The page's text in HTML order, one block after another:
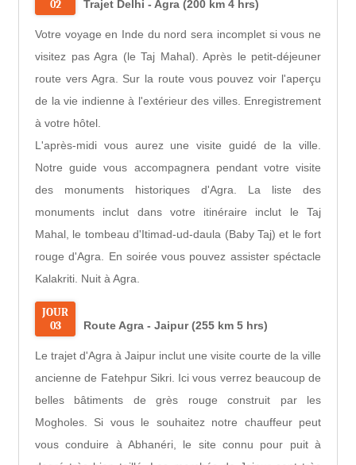
02 Trajet Delhi - Agra (200 km 4 hrs)
Votre voyage en Inde du nord sera incomplet si vous ne
visitez pas Agra (le Taj Mahal). Après le petit-déjeuner
route vers Agra. Sur la route vous pouvez voir l'aperçu
de la vie indienne à l'extérieur des villes. Enregistrement
à votre hôtel.
L'après-midi vous aurez une visite guidé de la ville.
Notre guide vous accompagnera pendant votre visite
des monuments historiques d'Agra. La liste des
monuments inclut dans votre itinéraire inclut le Taj
Mahal, le tombeau d'Itimad-ud-daula (Baby Taj) et le fort
rouge d'Agra. En soirée vous pouvez assister spéctacle
Kalakriti. Nuit à Agra.
JOUR
03
Route Agra - Jaipur (255 km 5 hrs)
Le trajet d'Agra à Jaipur inclut une visite courte de la ville
ancienne de Fatehpur Sikri. Ici vous verrez beaucoup de
belles bâtiments de grès rouge construit par les
Mogholes. Si vous le souhaitez notre chauffeur peut
vous conduire à Abhanéri, le site connu pour puit à